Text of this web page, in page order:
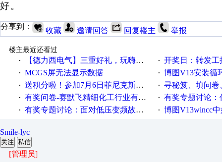
好。
分享到： 收藏 邀请回答 回复楼主 举报
楼主最近还看过
·
【德力西电气】三重好礼，玩嗨夏日！ · 开奖日：转发工控速派
· MCGS屏无法显示数据 · 博图V13安装循环重启
· 送积分啦！参加7月6日菲尼克斯在线研讨会即得 · 寻秘笈、填问卷
· 有奖问卷-赛默飞精细化工行业有奖调查来袭！ · 有奖专题讨论：伺服选择
· 有奖专题讨论：面对低压变频故障，老手是这样解决的！ · 博图V13wincc中如何
Smile-lyc
关注 私信
[管理员]